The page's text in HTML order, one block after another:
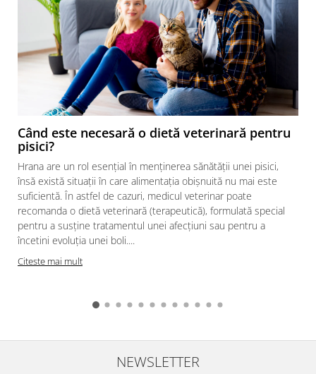
Când este necesară o dietă veterinară pentru
pisici?
Hrana are un rol esențial în menținerea sănătății unei pisici,
însă există situații în care alimentația obișnuită nu mai este
suficientă. În astfel de cazuri, medicul veterinar poate
recomanda o dietă veterinară (terapeutică), formulată special
pentru a susține tratamentul unei afecțiuni sau pentru a
încetini evoluția unei boli....
Citeste mai mult
NEWSLETTER